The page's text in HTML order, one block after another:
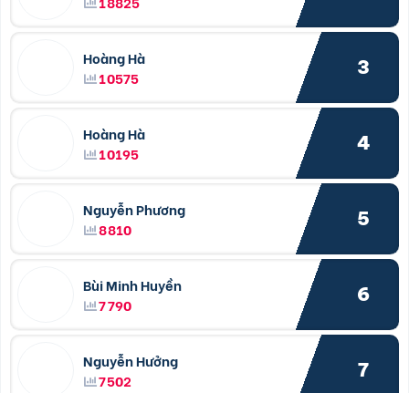
Hoàng Hà
10575
3
Hoàng Hà
10195
4
Nguyễn Phương
8810
5
Bùi Minh Huyền
7790
6
Nguyễn Hưởng
7502
7